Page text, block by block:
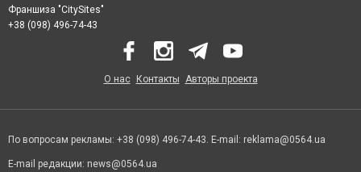
Франшиза "CitySites"
+38 (098) 496-74-43
О нас Контакты Авторы проекта
По вопросам рекламы: +38 (098) 496-74-43. E-mail: reklama@0564.ua
E-mail редакции: news@0564.ua